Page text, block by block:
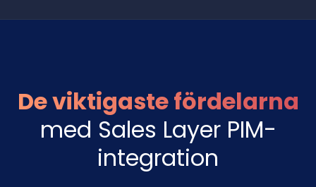
De viktigaste fördelarna
med Sales Layer PIM-
integration